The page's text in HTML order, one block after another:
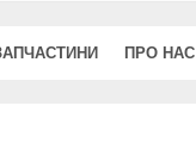
ПРО НАС